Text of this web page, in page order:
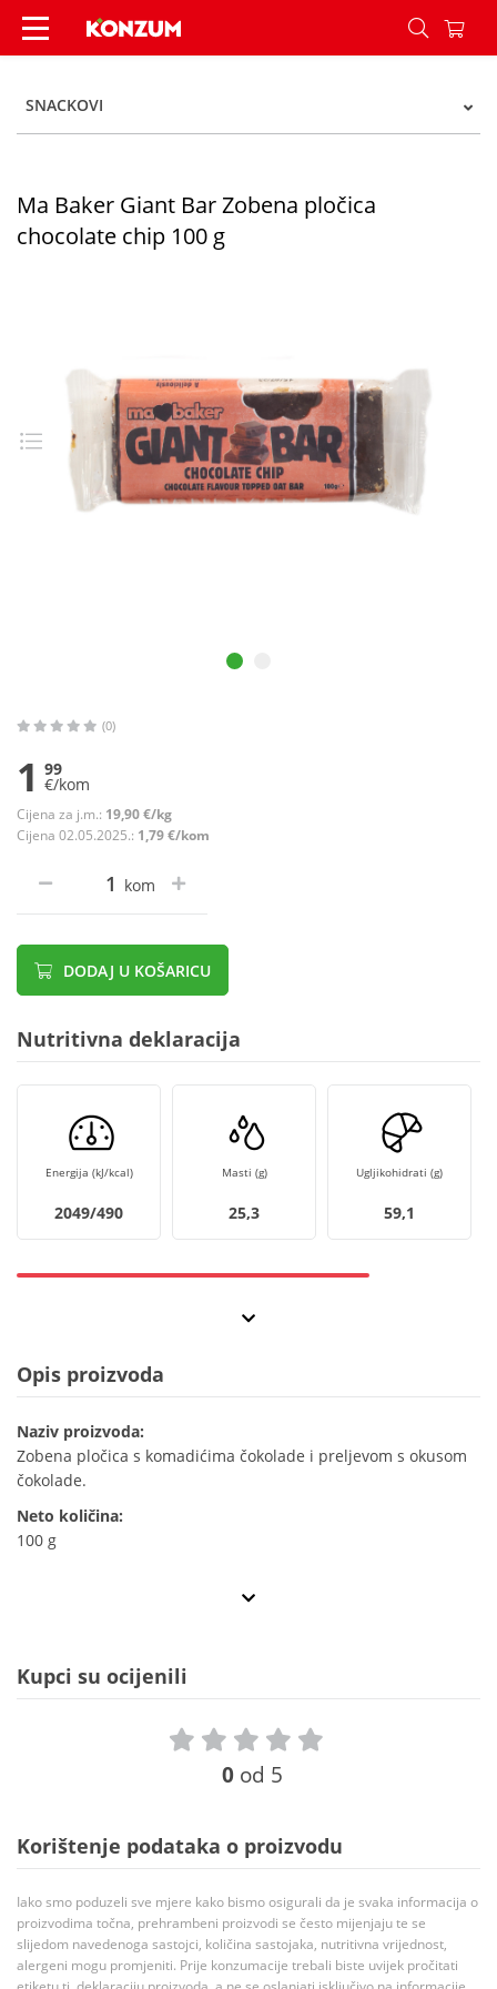
Ma Baker Giant Bar Zobena pločica chocolate
SNACKOVI
Ma Baker Giant Bar Zobena pločica
chocolate chip 100 g
(0)
1 99
€/kom
Cijena za j.m.: 19,90 €/kg
Cijena 02.05.2025.: 1,79 €/kom
kom
DODAJ U KOŠARICU
Nutritivna deklaracija
Energija (kJ/kcal)
2049/490
Masti (g)
25,3
Ugljikohidrati (g)
59,1
Opis proizvoda
Naziv proizvoda:
Zobena pločica s komadićima čokolade i preljevom s okusom
čokolade.
Neto količina:
100 g
Kupci su ocijenili
0 od 5
Korištenje podataka o proizvodu
Iako smo poduzeli sve mjere kako bismo osigurali da je svaka informacija o
proizvodima točna, prehrambeni proizvodi se često mijenjaju te se
slijedom navedenoga sastojci, količina sastojaka, nutritivna vrijednost,
alergeni mogu promjeniti. Prije konzumacije trebali biste uvijek pročitati